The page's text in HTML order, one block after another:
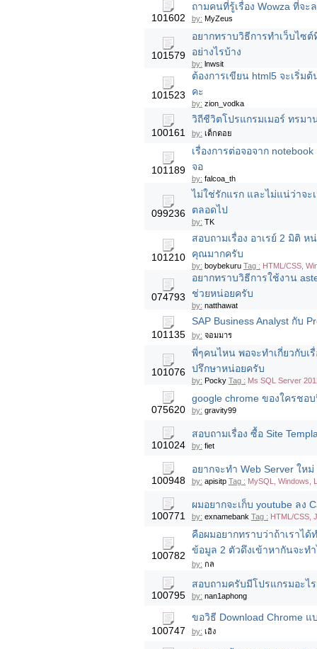
101602
ถามคนที่รู้เรื่อง Wowza ที่จะ
by: MyZeus
101579
อยากทราบวิธีการทำเว็บไซ
อย่างไรบ้าง
by: lnwsit
101523
ต้องการเขียน html5 จะเริ่
คะ
by: zion_vodka
100161
วิถีชีวิตโปรแกรมเมอร์ ทรมา
by: เด็กดอย
101189
เรื่องการต่อจอจาก
จอ
by: falcoa_th
099236
ไม่ใช่รักแรก และไม่แน่ว่าจะ
ตลอดไป
by: TK
101210
สอบถามเรื่อง อาเรย์ 2 มิติ
คุณมากครับ
by: boybekuru Tag : HTML/CSS,
074793
อยากทราบวิธีการใช้งาน
ช่วยหน่อยครับ
by: natthawat
101135
SAP Business Analyst กับ
by: จอมมาร
101076
พี่ๆคนไหน พอจะทำเกี่ยวกับเ
ปรึกษาหน่อยครับ
by: Pocky Tag : Ms SQL Server
075620
google chrome ของใครชอ
by: gravity99
101024
สอบถามเรื่อง ซื้อ Site
by: fiet
100948
อยากจะทำ Web Server ให
by: apisitp Tag : MySQL, Windows,
100771
ผมอยากจะเก็บ youtube ลง
by: exnamebank Tag : HTML/CSS,
100782
คือผมอยากทราบว่าถ้าเราไ
ข้อมูล 2 ตัวดึงเข้าหากันจะท
by: กล
100795
สอบถามครับมีโปรแกรมอะไ
by: nan1aphong
100747
ขอวิธี Download Chrome
by: เอิง